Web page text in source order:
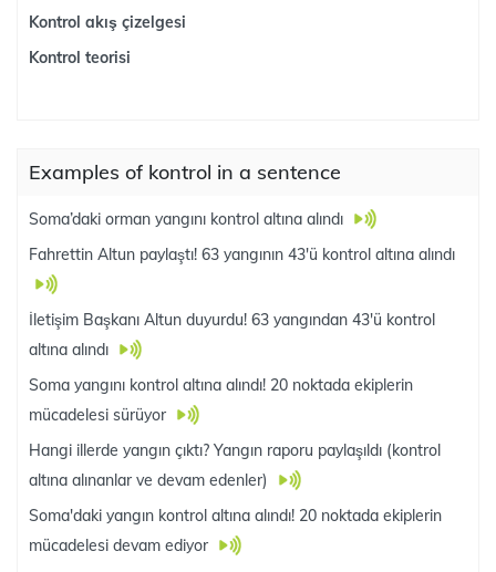
Kontrol akış çizelgesi
Kontrol teorisi
Examples of kontrol in a sentence
Soma’daki orman yangını kontrol altına alındı
Fahrettin Altun paylaştı! 63 yangının 43'ü kontrol altına alındı
İletişim Başkanı Altun duyurdu! 63 yangından 43'ü kontrol
altına alındı
Soma yangını kontrol altına alındı! 20 noktada ekiplerin
mücadelesi sürüyor
Hangi illerde yangın çıktı? Yangın raporu paylaşıldı (kontrol
altına alınanlar ve devam edenler)
Soma'daki yangın kontrol altına alındı! 20 noktada ekiplerin
mücadelesi devam ediyor